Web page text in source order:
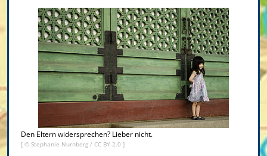
Den Eltern widersprechen? Lieber nicht.
[ © Stephanie Nurnberg / CC BY 2.0 ]